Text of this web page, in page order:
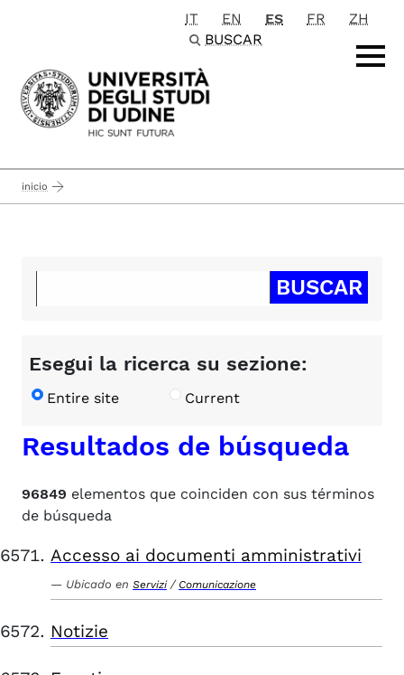
Passa al contenuto principale
IT EN ES FR
ZH
BUSCAR
inicio
Esegui la ricerca su sezione:
Entire site Current
Resultados de búsqueda
96849 elementos que coinciden con sus términos
de búsqueda
Accesso ai documenti amministrativi
Ubicado en Servizi / Comunicazione
Notizie